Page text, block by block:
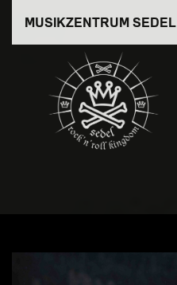
Inhalt
MUSIKZENTRUM SEDEL